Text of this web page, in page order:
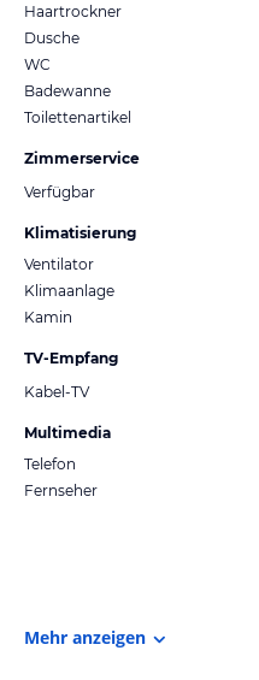
Haartrockner
Dusche
WC
Badewanne
Toilettenartikel
Zimmerservice
Verfügbar
Klimatisierung
Ventilator
Klimaanlage
Kamin
TV-Empfang
Kabel-TV
Multimedia
Telefon
Fernseher
Mehr anzeigen